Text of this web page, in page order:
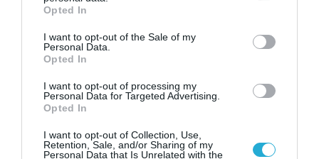
grant or deny consent to Google and its third-party tags to
use your data for below specified purposes in below Google
consent section.
Opted In
I want to opt-out of the Sale of my
Personal Data.
Opted In
I want to opt-out of processing my
Personal Data for Targeted Advertising.
Opted In
I want to opt-out of Collection, Use,
Retention, Sale, and/or Sharing of my
Personal Data that Is Unrelated with the
πραγματοποιούνται αρκετά νωρίτερα από
την ημέρα αναχώρησης, ενώ κανείς μπορεί
να βρει και ευκαιρίες της τελευταίας
Κωνσταντινούπολη, η Νάπολη, η Ρώμη, το
Άμστερνταμ από Αθήνα και το Μιλάνο, οι
Βρυξέλλες, το Άμστερνταμ από
Θεσσαλονίκη.